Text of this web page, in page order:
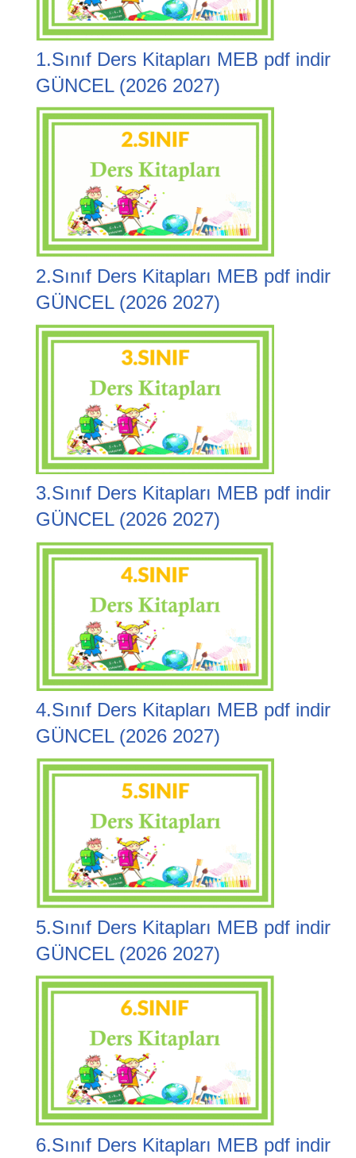
1.Sınıf Ders Kitapları MEB pdf indir
GÜNCEL (2026 2027)
2.Sınıf Ders Kitapları MEB pdf indir
GÜNCEL (2026 2027)
3.Sınıf Ders Kitapları MEB pdf indir
GÜNCEL (2026 2027)
4.Sınıf Ders Kitapları MEB pdf indir
GÜNCEL (2026 2027)
5.Sınıf Ders Kitapları MEB pdf indir
GÜNCEL (2026 2027)
6.Sınıf Ders Kitapları MEB pdf indir